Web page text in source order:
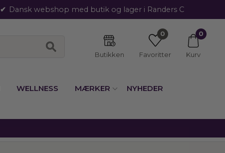
Dansk webshop med butik og lager i Randers C
Butikken
0
Favoritter
0
Kurv
WELLNESS MÆRKER
NYHEDER